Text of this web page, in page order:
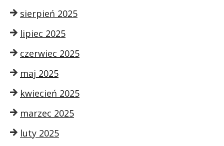
sierpień 2025
lipiec 2025
czerwiec 2025
maj 2025
kwiecień 2025
marzec 2025
luty 2025